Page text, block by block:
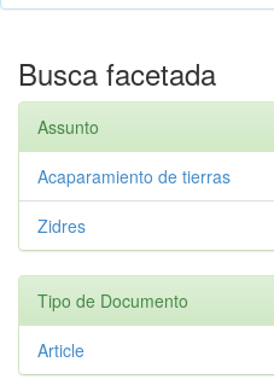
Busca facetada
Assunto
Acaparamiento de tierras
Zidres
Tipo de Documento
Article